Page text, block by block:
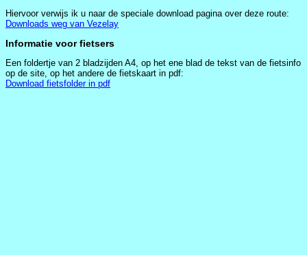
Hiervoor verwijs ik u naar de speciale download pagina over deze route:
Downloads weg van Vezelay
Informatie voor fietsers
Een foldertje van 2 bladzijden A4, op het ene blad de tekst van de fietsinfo
op de site, op het andere de fietskaart in pdf:
Download fietsfolder in pdf